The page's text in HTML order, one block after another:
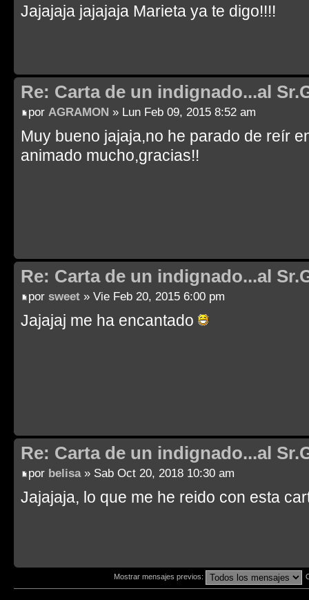
Jajajaja jajajaja Marieta ya te digo!!!!
Re: Carta de un indignado...al
por AGRAMON » Lun Feb 09, 2015 8:52 am
Muy bueno jajaja,no he parado de reír
animado mucho,gracias!!
Re: Carta de un indignado...al
por sweet » Vie Feb 20, 2015 6:00 pm
Jajajaj me ha encantado
Re: Carta de un indignado...al
por belisa» Sab Oct 20, 2018 10:30 am
Jajajaja, lo que me he reido con esta
Mostrar mensajes previos: